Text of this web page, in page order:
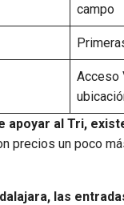
campo
Acceso
apoyar al Tri,
precios un poco
las